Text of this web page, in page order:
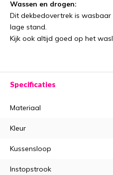
Wassen en drogen:
Dit dekbedovertrek is
lage stand.
Kijk ook altijd goed op het
Specificaties
Materiaal
Kleur
Kussensloop
Instopstrook